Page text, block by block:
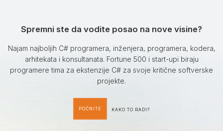
Spremni ste da vodite posao na nove visine?
Najam najboljih C# programera, inženjera, programera, kodera,
arhitekata i konsultanata. Fortune 500 i start-upi biraju
programere tima za ekstenzije C# za svoje kritične softverske
projekte.
POČNITE KAKO TO RADI?